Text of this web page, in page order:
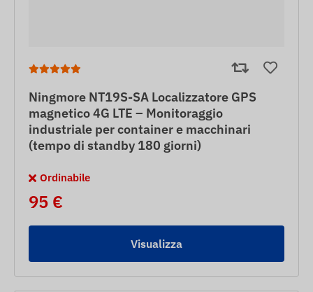
Ningmore NT19S-SA Localizzatore GPS
magnetico 4G LTE – Monitoraggio
industriale per container e macchinari
(tempo di standby 180 giorni)
Ordinabile
95 €
Visualizza